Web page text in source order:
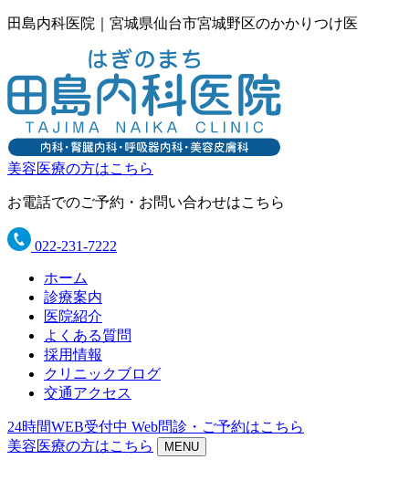
田島内科医院｜宮城県仙台市宮城野区のかかりつけ医
美容医療の方はこちら
お電話でのご予約・お問い合わせはこちら
022-231-7222
ホーム
診療案内
医院紹介
よくある質問
採用情報
クリニックブログ
交通アクセス
24時間WEB受付中 Web問診・ご予約はこちら
美容医療の方はこちら
MENU